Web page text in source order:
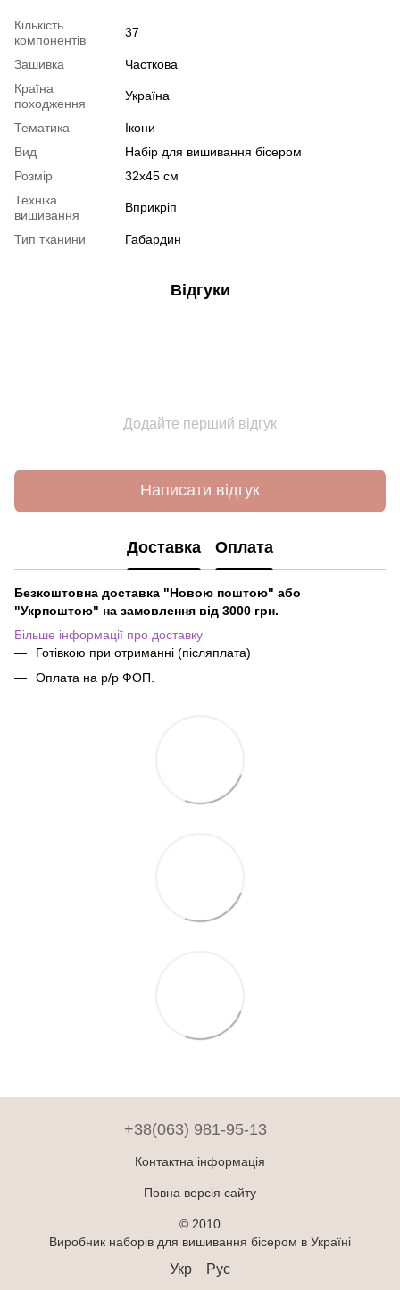
Кількість
компонентів
37
Зашивка
Часткова
Країна
походження
Україна
Тематика
Ікони
Вид
Набір для вишивання бісером
Розмір
32х45 см
Техніка
вишивання
Вприкріп
Тип тканини Габардин
Відгуки
Додайте перший відгук
Написати відгук
Доставка Оплата
Безкоштовна доставка "Новою поштою" або
"Укрпоштою" на замовлення від 3000 грн.
Більше інформації про доставку
Готівкою при отриманні (післяплата)
Оплата на р/р ФОП.
+38(063) 981-95-13
Контактна інформація
Повна версія сайту
© 2010
Виробник наборів для вишивання бісером в Україні
Укр Рус